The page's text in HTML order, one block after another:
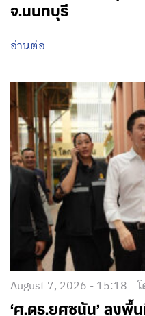
จ.นนทบุรี
อ่านต่อ
August 7, 2026 - 15:18
‘ศ.ดร.ยศชนัน’ ลงพื้